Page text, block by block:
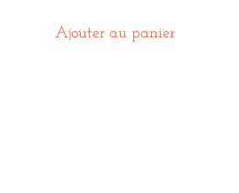
Ajouter au panier